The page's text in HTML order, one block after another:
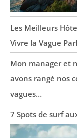
Les Meilleurs
Vivre la Vague
Mon manager et
avons rangé nos
vagues…
7 Spots de surf